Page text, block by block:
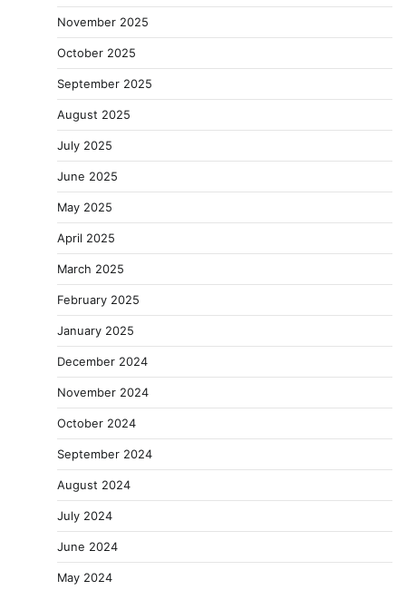
November 2025
October 2025
September 2025
August 2025
July 2025
June 2025
May 2025
April 2025
March 2025
February 2025
January 2025
December 2024
November 2024
October 2024
September 2024
August 2024
July 2024
June 2024
May 2024